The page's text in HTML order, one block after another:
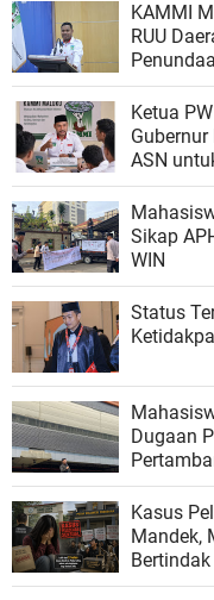
KAMMI
RUU
Ketua
ASN
Sikap
WIN
Status
Dugaan
Kasus
Mandek,